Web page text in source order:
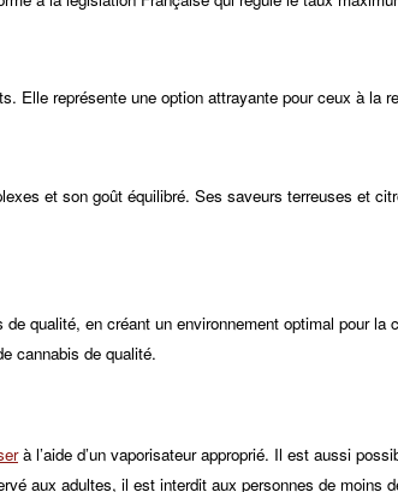
représente une option attrayante pour ceux à la
et son goût équilibré. Ses saveurs terreuses et
qualité, en créant un environnement optimal pour
cannabis de qualité.
à l’aide d’un vaporisateur approprié. Il est aussi
aux adultes, il est interdit aux personnes de moins